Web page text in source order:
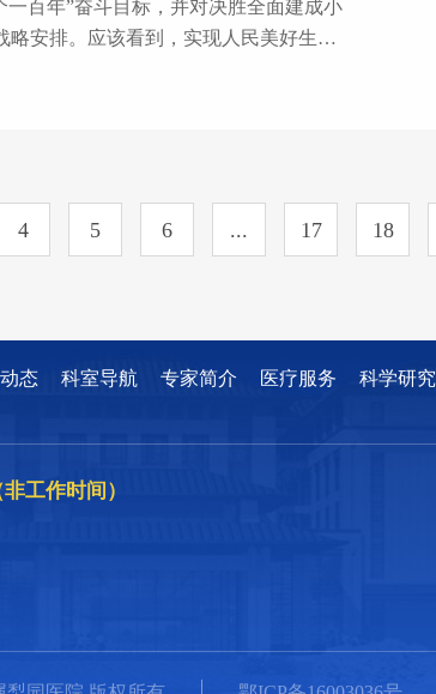
百年”奋斗目标，并对决胜全面建成小
安排。应该看到，实现人民美好生活
4 5 6 ... 17 18
态 科室导航 专家简介 医疗服务 科学研究
工作时间）